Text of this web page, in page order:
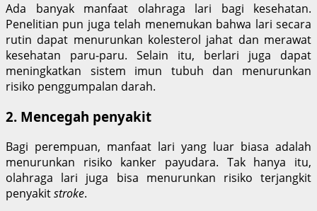
Ada banyak manfaat olahraga lari bagi kesehatan.
Penelitian pun juga telah menemukan bahwa lari secara
rutin dapat menurunkan kolesterol jahat dan merawat
kesehatan paru-paru. Selain itu, berlari juga dapat
meningkatkan sistem imun tubuh dan menurunkan
risiko penggumpalan darah.
2. Mencegah penyakit
Bagi perempuan, manfaat lari yang luar biasa adalah
menurunkan risiko kanker payudara. Tak hanya itu,
olahraga lari juga bisa menurunkan risiko terjangkit
penyakitstroke.